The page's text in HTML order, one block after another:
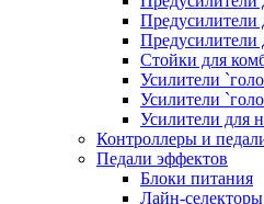
Предусилители
Предусилители
Стойки для
Усилители
Усилители
Усилители для
Контроллеры и
Педали эффектов
Блоки питания
Лайн-